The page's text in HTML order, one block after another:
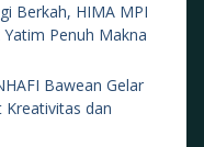
Berkah, HIMA MPI
Penuh Makna
Bawean Gelar
Kreativitas dan